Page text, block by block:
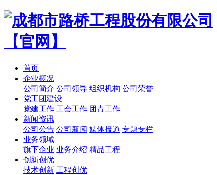
首页
企业概况
公司简介 公司领导 组织机构 公司荣誉
党工团建设
党建工作 工会工作 团青工作
新闻资讯
公司公告 公司新闻 媒体报道 专题专栏
业务领域
旗下企业 业务介绍 精品工程
创新创优
技术创新 工程创优